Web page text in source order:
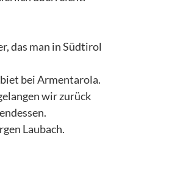
das man in Südtirol
bei Armentarola.
wir zurück
Laubach.